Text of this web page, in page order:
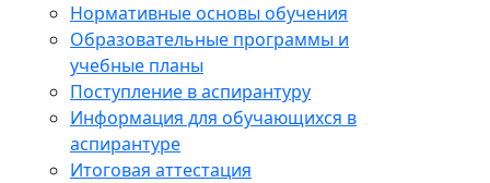
Нормативные основы обучения
Образовательные программы и
учебные планы
Поступление в аспирантуру
Информация для обучающихся в
аспирантуре
Итоговая аттестация